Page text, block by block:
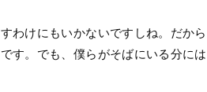
わけにもいかないですしね。だか
す。でも、僕らがそばにいる分に